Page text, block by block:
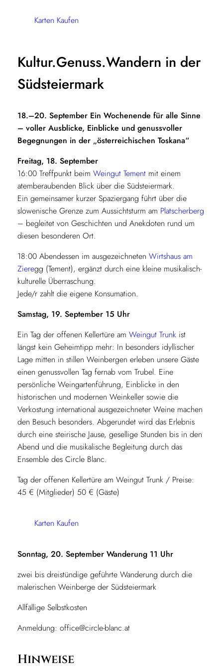
Karten Kaufen
Kultur.Genuss.Wandern in der
Südsteiermark
18.–20. September Ein Wochenende für alle Sinne
– voller Ausblicke, Einblicke und genussvoller
Begegnungen in der „österreichischen Toskana“
Freitag, 18. September
16:00 Treffpunkt beim Weingut Tementmit einem
atemberaubenden Blick über die Südsteiermark.
Ein gemeinsamer kurzer Spaziergang führt über die
slowenische Grenze zum Aussichtsturm am Platscherberg
– begleitet von Geschichten und Anekdoten rund um
diesen besonderen Ort.
18:00 Abendessen im ausgezeichneten Wirtshaus am
Zieregg (Tement), ergänzt durch eine kleine musikalisch-
kulturelle Überraschung.
Jede/r zahlt die eigene Konsumation.
Samstag, 19. September 15 Uhr
Ein Tag der offenen Kellertüre am Weingut Trunkist
längst kein Geheimtipp mehr: In besonders idyllischer
Lage mitten in stillen Weinbergen erleben unsere Gäste
einen genussvollen Tag fernab vom Trubel. Eine
persönliche Weingartenführung, Einblicke in den
historischen und modernen Weinkeller sowie die
Verkostung international ausgezeichneter Weine machen
den Besuch besonders. Abgerundet wird das Erlebnis
durch eine steirische Jause, gesellige Stunden bis in den
Abend und die musikalische Begleitung durch das
Ensemble des Circle Blanc.
Tag der offenen Kellertüre am Weingut Trunk / Preise:
45 € (Mitglieder) 50 € (Gäste)
Karten Kaufen
Sonntag, 20. September Wanderung 11 Uhr
zwei bis dreistündige geführte Wanderung durch die
malerischen Weinberge der Südsteiermark
Allfällige Selbstkosten
Anmeldung: office@circle-blanc.at
Hinweise